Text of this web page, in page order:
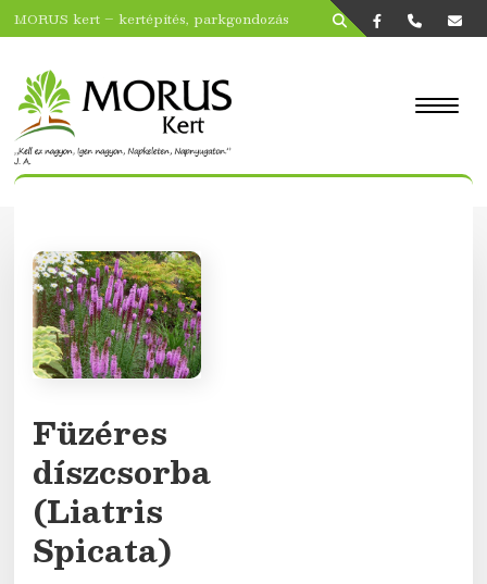
MORUS kert – kertépítés, parkgondozás
Füzéres
díszcsorba
(Liatris
Spicata)